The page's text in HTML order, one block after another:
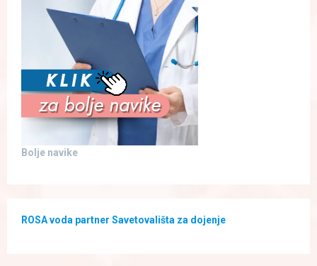
Bolje navike
ROSA voda partner Savetovališta za dojenje